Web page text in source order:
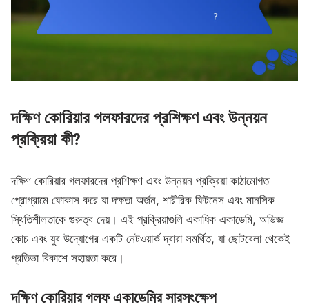
দক্ষিণ কোরিয়ার গলফারদের প্রশিক্ষণ এবং উন্নয়ন
প্রক্রিয়া কী?
দক্ষিণ কোরিয়ার গলফারদের প্রশিক্ষণ এবং উন্নয়ন প্রক্রিয়া কাঠামোগত
প্রোগ্রামে ফোকাস করে যা দক্ষতা অর্জন, শারীরিক ফিটনেস এবং মানসিক
স্থিতিশীলতাকে গুরুত্ব দেয়। এই প্রক্রিয়াগুলি একাধিক একাডেমি, অভিজ্ঞ
কোচ এবং যুব উদ্যোগের একটি নেটওয়ার্ক দ্বারা সমর্থিত, যা ছোটবেলা থেকেই
প্রতিভা বিকাশে সহায়তা করে।
দক্ষিণ কোরিয়ার গলফ একাডেমির সারসংক্ষেপ